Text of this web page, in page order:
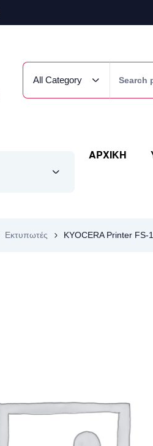
All Category
ΑΡΧΙΚΗ
Εκτυπωτές KYOCERA Printer